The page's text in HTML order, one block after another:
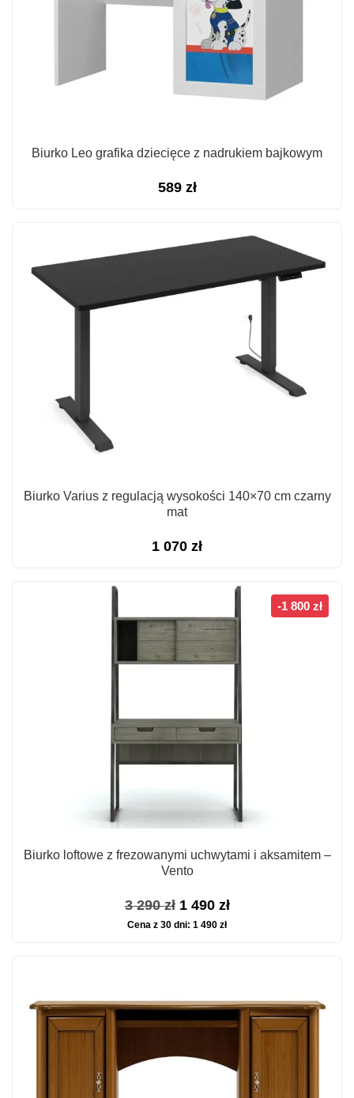
Biurko Leo grafika dziecięce z nadrukiem bajkowym
589 zł
Biurko Varius z regulacją wysokości 140×70 cm czarny
mat
1 070 zł
-1 800 zł
Biurko loftowe z frezowanymi uchwytami i aksamitem –
Vento
3 290zł Pierwotna
cena
290 zł.
1 490 złAktualna
490 zł.
Cena z 30 dni: 1 490 zł